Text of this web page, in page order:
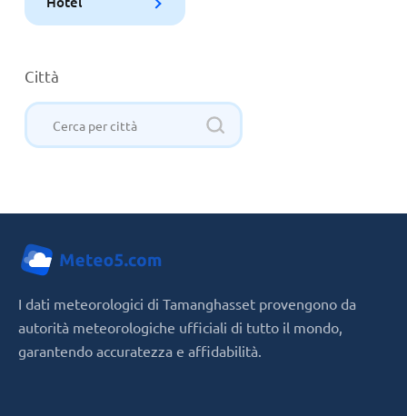
Città
I dati meteorologici di Tamanghasset provengono da
autorità meteorologiche ufficiali di tutto il mondo,
garantendo accuratezza e affidabilità.